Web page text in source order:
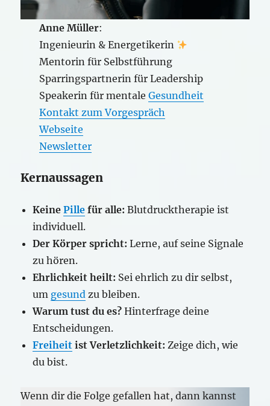
Anne Müller:
Ingenieurin & Energetikerin
Mentorin für Selbstführung
Sparringspartnerin für Leadership
Speakerin für mentale Gesundheit
Kontakt zum Vorgespräch
Webseite
Newsletter
Kernaussagen
KeinePille für alle: Blutdrucktherapie ist
individuell.
Der Körper spricht: Lerne, auf seine Signale
zu hören.
Ehrlichkeit heilt: Sei ehrlich zu dir selbst,
um gesund zu bleiben.
Warum tust du es? Hinterfrage deine
Entscheidungen.
Freiheit ist Verletzlichkeit: Zeige dich, wie
du bist.
Wenn dir die Folge gefallen hat, dann kannst